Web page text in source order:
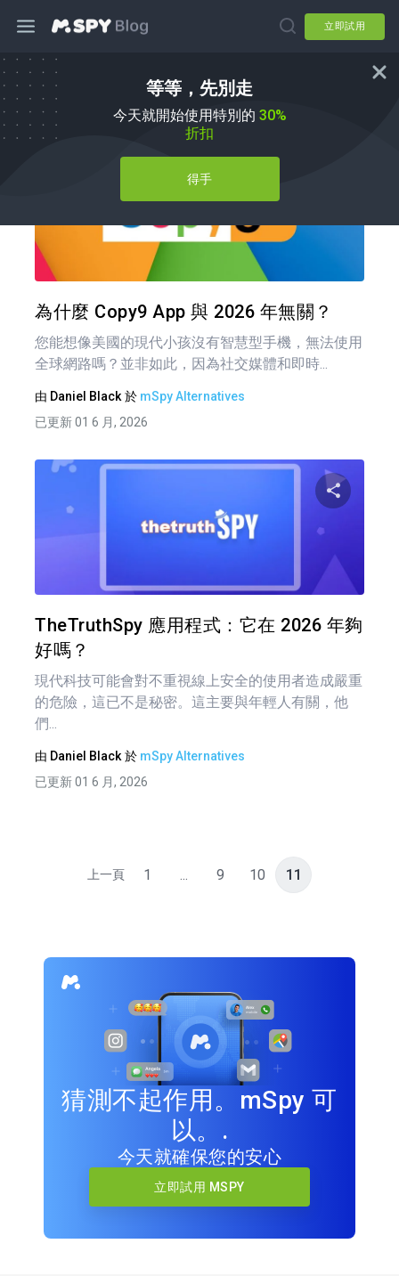
立即試用
等等，先別走
今天就開始使用特別的 30%
折扣
得手
mSpy 替代品
為什麼 Copy9 App 與 2026 年無關？
您能想像美國的現代小孩沒有智慧型手機，無法使用
全球網路嗎？並非如此，因為社交媒體和即時...
由 Daniel Black 於 mSpy Alternatives
已更新 01 6 月, 2026
TheTruthSpy 應用程式：它在 2026 年夠
好嗎？
現代科技可能會對不重視線上安全的使用者造成嚴重
的危險，這已不是秘密。這主要與年輕人有關，他
們...
由 Daniel Black 於 mSpy Alternatives
已更新 01 6 月, 2026
上一頁 1 ... 9 10 11
猜測不起作用。mSpy 可
以。.
今天就確保您的安心
立即試用 MSPY